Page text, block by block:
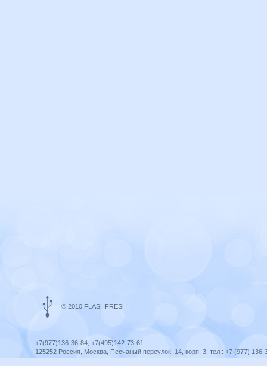
© 2010 FLASHFRESH
+7(977)136-36-84, +7(495)142-73-61
125252 Россия, Москва, Песчаный переулок, 14, корп. 3; тел.: +7 (977) 136-